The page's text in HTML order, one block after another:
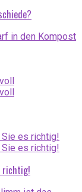
richtig!